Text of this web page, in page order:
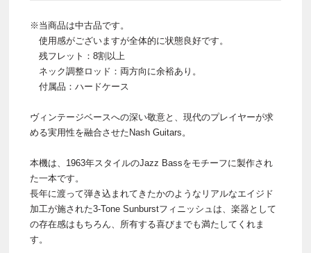
※当商品は中古品です。
使用感がございますが全体的に状態良好です。
残フレット：8割以上
ネック調整ロッド：両方向に余裕あり。
付属品：ハードケース
ヴィンテージベースへの深い敬意と、現代のプレイヤーが求
める実用性を融合させたNash Guitars。
本機は、1963年スタイルのJazz Bassをモチーフに製作され
た一本です。
長年に渡って弾き込まれてきたかのようなリアルなエイジド
加工が施された3-Tone Sunburstフィニッシュは、楽器として
の存在感はもちろん、所有する喜びまでも満たしてくれま
す。